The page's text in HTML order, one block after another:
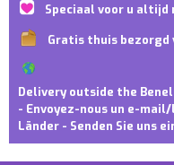
Speciaal voor u
Gratis thuis bezorgd
Delivery outside the
- Envoyez-nous un e-
Länder - Senden Sie uns